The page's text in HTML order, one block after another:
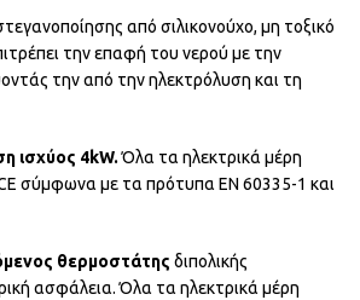
από σιλικονούχο, μη τοξικό
την επαφή του νερού με την
την από την ηλεκτρόλυση και τη
ισχύος 4kW.Όλα τα ηλεκτρικά μέρη
σύμφωνα με τα πρότυπα ΕΝ 60335-1 και
θερμοστάτης διπολικής
ασφάλεια. Όλα τα ηλεκτρικά μέρη